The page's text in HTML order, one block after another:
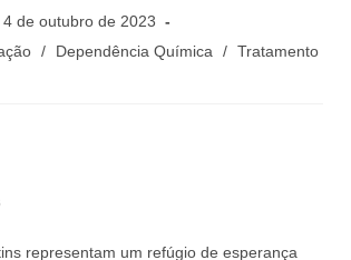
4 de outubro de 2023
/ Dependência Química / Tratamento
representam um refúgio de esperança